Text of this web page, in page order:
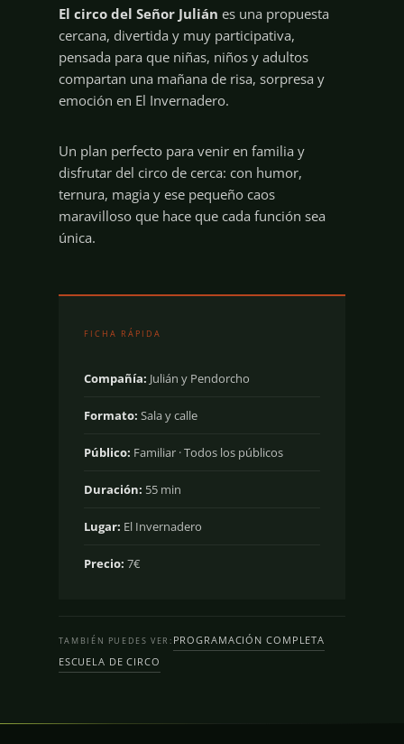
El circo del Señor Julián es una propuesta
cercana, divertida y muy participativa,
pensada para que niñas, niños y adultos
compartan una mañana de risa, sorpresa y
emoción en El Invernadero.
Un plan perfecto para venir en familia y
disfrutar del circo de cerca: con humor,
ternura, magia y ese pequeño caos
maravilloso que hace que cada función sea
única.
FICHA RÁPIDA
Compañía: Julián y Pendorcho
Formato: Sala y calle
Público: Familiar · Todos los públicos
Duración: 55 min
Lugar: El Invernadero
Precio: 7€
TAMBIÉN PUEDES VER: PROGRAMACIÓN COMPLETA
ESCUELA DE CIRCO